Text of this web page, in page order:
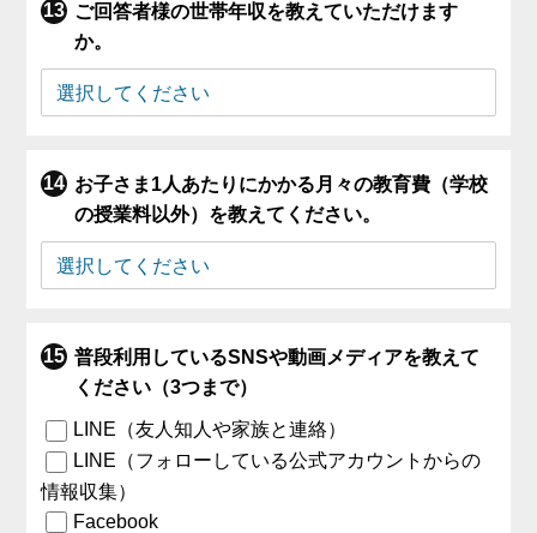
ご回答者様の世帯年収を教えていただけます
か。
お子さま1人あたりにかかる月々の教育費（学校
の授業料以外）を教えてください。
普段利用しているSNSや動画メディアを教えて
ください（3つまで）
LINE（友人知人や家族と連絡）
LINE（フォローしている公式アカウントからの
情報収集）
Facebook